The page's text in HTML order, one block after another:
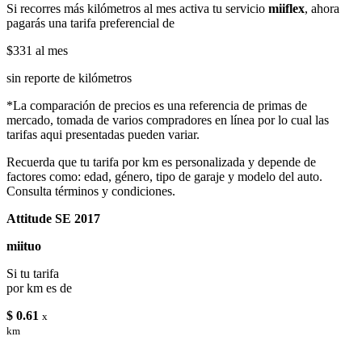
Si recorres más kilómetros al mes activa tu servicio miiflex, ahora
pagarás una tarifa preferencial de
$331 al mes
sin reporte de kilómetros
*La comparación de precios es una referencia de primas de
mercado, tomada de varios compradores en línea por lo cual las
tarifas aqui presentadas pueden variar.
Recuerda que tu tarifa por km es personalizada y depende de
factores como: edad, género, tipo de garaje y modelo del auto.
Consulta términos y condiciones.
Attitude SE 2017
miituo
Si tu tarifa
por km es de
$ 0.61 x
km